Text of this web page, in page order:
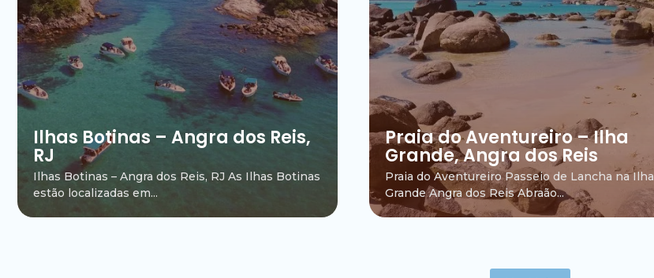
Ilhas Botinas – Angra dos Reis,
RJ
Ilhas Botinas – Angra dos Reis, RJ As Ilhas Botinas
estão localizadas em...
Praia do Aventureiro – Ilha
Grande, Angra dos Reis
Praia do Aventureiro Passeio de Lancha na Ilha
Grande Angra dos Reis Abraão...